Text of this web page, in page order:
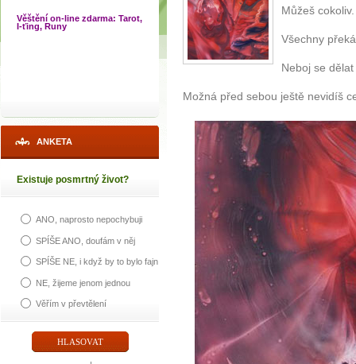
Věštění on-line zdarma: Tarot,
I-ťing, Runy
ANKETA
Existuje posmrtný život?
ANO, naprosto nepochybuji
SPÍŠE ANO, doufám v něj
SPÍŠE NE, i když by to bylo fajn
NE, žijeme jenom jednou
Věřím v převtělení
Můžeš
Všechny
Neboj se
Možná před sebou ještě nevidíš